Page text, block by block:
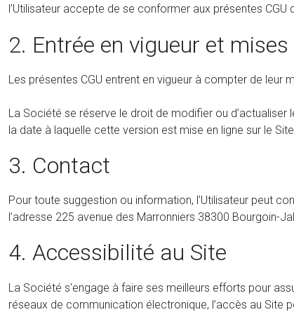
l’Utilisateur accepte de se conformer aux présentes
2. Entrée en vigueur et
Les présentes CGU entrent en vigueur à compter de leur
La Société se réserve le droit de modifier ou d’actualiser
la date à laquelle cette version est mise en ligne sur le Site.
3. Contact
Pour toute suggestion ou information, l’Utilisateur peut
l’adresse 225 avenue des Marronniers 38300 Bourgoin-
4. Accessibilité au Site
La Société s'engage à faire ses meilleurs efforts pour
réseaux de communication électronique, l’accès au Site